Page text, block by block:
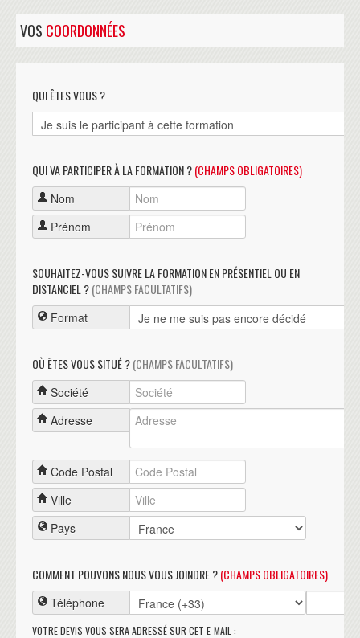
VOS COORDONNÉES
QUI ÊTES VOUS ?
QUI VA PARTICIPER À LA FORMATION ?(CHAMPS OBLIGATOIRES)
Nom
Prénom
SOUHAITEZ-VOUS SUIVRE LA FORMATION EN PRÉSENTIEL OU EN
DISTANCIEL ?(CHAMPS FACULTATIFS)
Format
OÙ ÊTES VOUS SITUÉ ?(CHAMPS FACULTATIFS)
Société
Adresse
Code Postal
Ville
Pays
COMMENT POUVONS NOUS VOUS JOINDRE ?(CHAMPS OBLIGATOIRES)
Téléphone
VOTRE DEVIS VOUS SERA ADRESSÉ SUR CET E-MAIL :